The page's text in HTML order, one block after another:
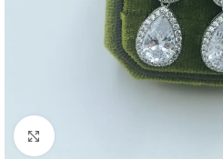
Click to enlarge